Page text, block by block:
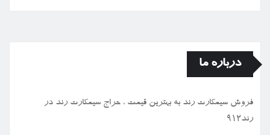
درباره ما
فروش سیمكارت رند به بهترین قیمت ، حراج سیمكارت رند در
رند912